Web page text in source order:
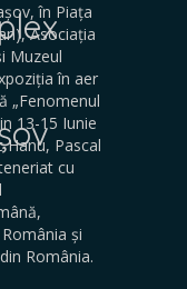
în Piața
Asociația
Muzeul
în aer
„Fenomenul
13-15 Iunie
Pascal
cu
și
România.